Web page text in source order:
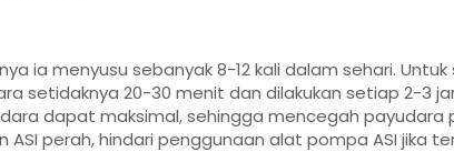
ia menyusu sebanyak 8-12 kali dalam sehari.
setidaknya 20-30 menit dan dilakukan setiap 2-3
dapat maksimal, sehingga mencegah payudara
ASI perah, hindari penggunaan alat pompa ASI jika